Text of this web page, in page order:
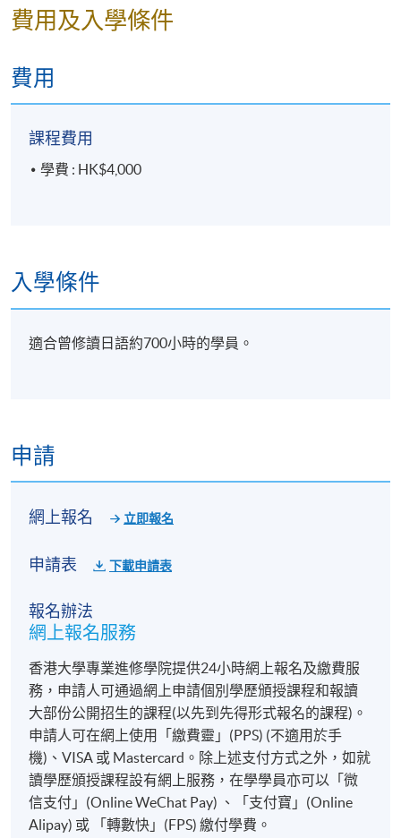
報名代碼
2445-2003NW
時間
地點
金鐘統一中心 609 室 United Centre Room
現時接受報名
費用及入學條件
費用
課程費用
學費 : HK$4,000
入學條件
適合曾修讀日語約700小時的學員。
申請
網上報名 立即報名
申請表 下載申請表
報名辦法
網上報名服務
香港大學專業進修學院提供24小時網上報名及繳費服
務，申請人可通過網上申請個別學歷頒授課程和報讀
大部份公開招生的課程(以先到先得形式報名的課程)。
申請人可在網上使用「繳費靈」(PPS) (不適用於手
機)、VISA 或 Mastercard。除上述支付方式之外，如就
讀學歷頒授課程設有網上服務，在學學員亦可以「微
信支付」(Online WeChat Pay) 、「支付寶」(Online
Alipay) 或 「轉數快」(FPS) 繳付學費。